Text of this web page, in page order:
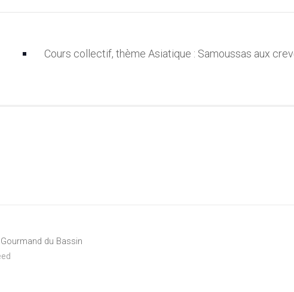
Cours collectif, thème Asiatique : Samoussas aux
Gourmand du Bassin